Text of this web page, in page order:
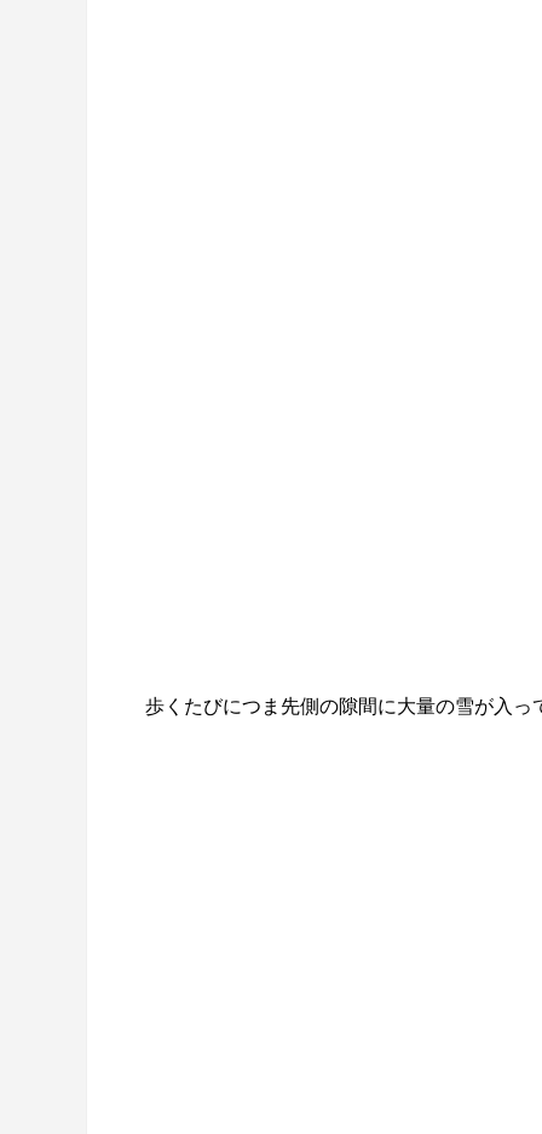
歩くたびにつま先側の隙間に大量の雪が入